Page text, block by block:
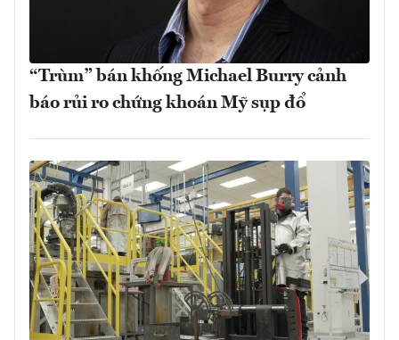
“Trùm” bán khống Michael Burry cảnh
báo rủi ro chứng khoán Mỹ sụp đổ